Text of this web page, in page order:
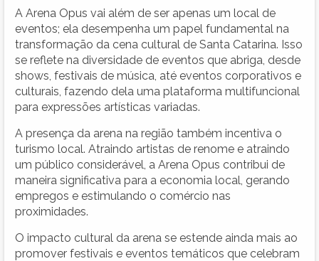
A Arena Opus vai além de ser apenas um local de
eventos; ela desempenha um papel fundamental na
transformação da cena cultural de Santa Catarina. Isso
se reflete na diversidade de eventos que abriga, desde
shows, festivais de música, até eventos corporativos e
culturais, fazendo dela uma plataforma multifuncional
para expressões artísticas variadas.
A presença da arena na região também incentiva o
turismo local. Atraindo artistas de renome e atraindo
um público considerável, a Arena Opus contribui de
maneira significativa para a economia local, gerando
empregos e estimulando o comércio nas
proximidades.
O impacto cultural da arena se estende ainda mais ao
promover festivais e eventos temáticos que celebram